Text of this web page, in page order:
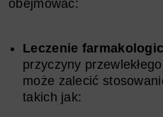
obejmować:
Leczenie
przyczyny
może zalecić
takich jak: